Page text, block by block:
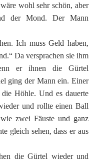
wohl sehr schön, aber
der Mond. Der Mann
Ich muss Geld haben,
Da versprachen sie ihm
er ihnen die Gürtel
ging der Mann ein. Einer
Höhle. Und es dauerte
und rollte einen Ball
zwei Fäuste und ganz
gleich sehen, dass er aus
die Gürtel wieder und